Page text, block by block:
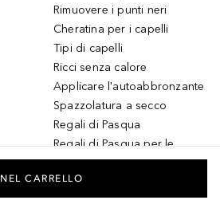
Rimuovere i punti neri
Cheratina per i capelli
Tipi di capelli
Ricci senza calore
Applicare l'autoabbronzante
Spazzolatura a secco
Regali di Pasqua
Regali di Pasqua per le
donne
Regali di Pasqua per gli
NEL CARRELLO